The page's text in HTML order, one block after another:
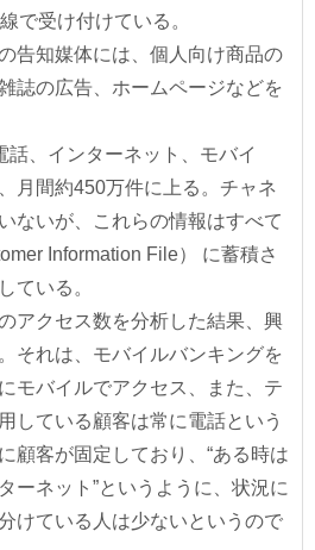
で受け付けている。
告知媒体には、個人向け商品の
誌の広告、ホームページなどを
、インターネット、モバイ
月間約450万件に上る。チャネ
ないが、これらの情報はすべて
Information File） に蓄積さ
ている。
アクセス数を分析した結果、興
それは、モバイルバンキングを
モバイルでアクセス、また、テ
している顧客は常に電話という
顧客が固定しており、“ある時は
ーネット”というように、状況に
けている人は少ないというので